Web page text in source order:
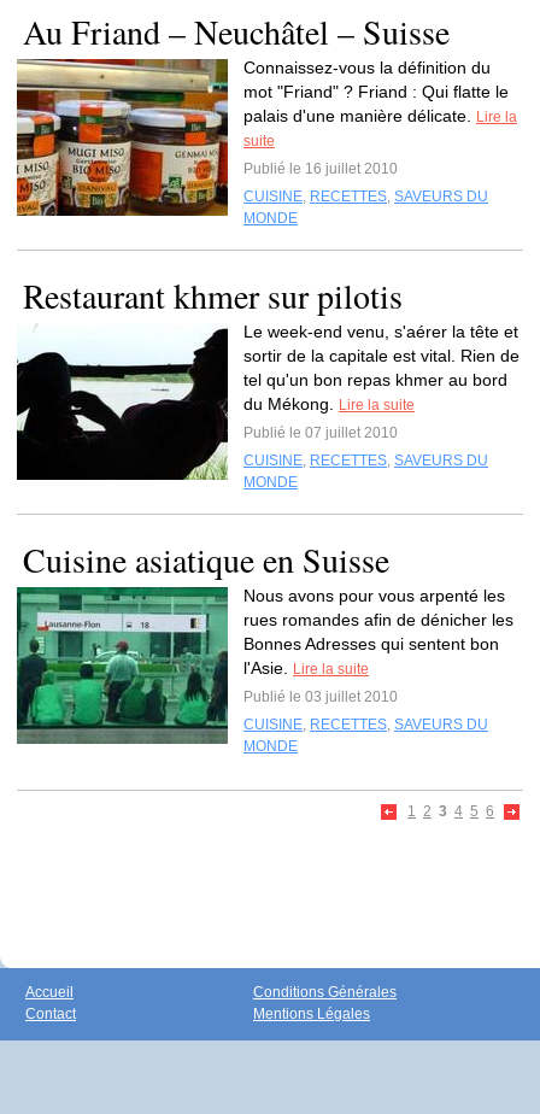
Au Friand – Neuchâtel – Suisse
Connaissez-vous la définition du
mot "Friand" ? Friand : Qui flatte le
palais d'une manière délicate.
Lire la
suite
Publié le 16 juillet 2010
CUISINE, RECETTES, SAVEURS DU
MONDE
Restaurant khmer sur pilotis
Le week-end venu, s'aérer la tête et
sortir de la capitale est vital. Rien de
tel qu'un bon repas khmer au bord
du Mékong.
Lire la suite
Publié le 07 juillet 2010
CUISINE, RECETTES, SAVEURS DU
MONDE
Cuisine asiatique en Suisse
Nous avons pour vous arpenté les
rues romandes afin de dénicher les
Bonnes Adresses qui sentent bon
l'Asie.
Lire la suite
Publié le 03 juillet 2010
CUISINE, RECETTES, SAVEURS DU
MONDE
1 2 3 4 5 6
Accueil
Contact
Conditions Générales
Mentions Légales